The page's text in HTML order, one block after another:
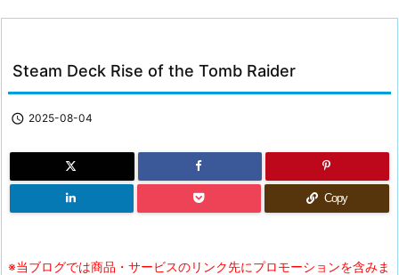
Steam Deck Rise of the Tomb Raider
 2025-08-04
Copy
※当ブログでは商品・サービスのリンク先にプロモーションを含みま